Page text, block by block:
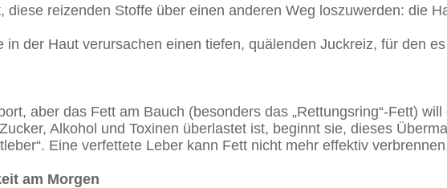
diese reizenden Stoffe über einen anderen Weg loszuwerden: die
in der Haut verursachen einen tiefen, quälenden Juckreiz, für den
aber das Fett am Bauch (besonders das „Rettungsring“-Fett)
Alkohol und Toxinen überlastet ist, beginnt sie, dieses
Eine verfettete Leber kann Fett nicht mehr effektiv
am Morgen